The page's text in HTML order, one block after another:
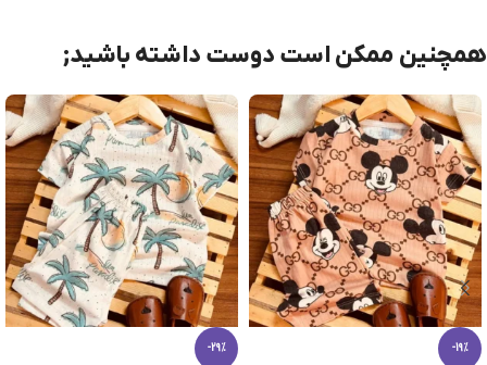
همچنین ممکن است دوست داشته باشید;
-19%
-29%